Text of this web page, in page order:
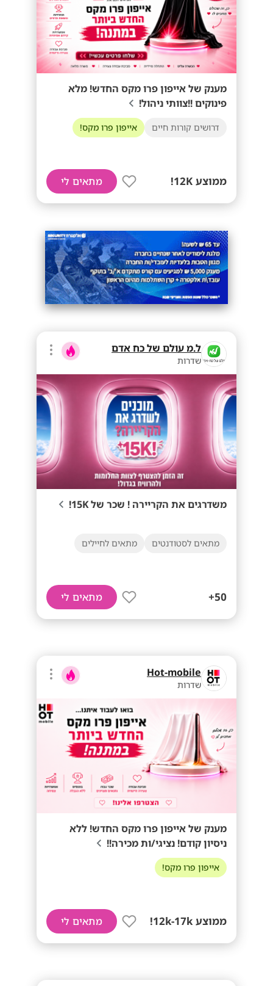
מענק של אייפון פרו מקס החדש! מלא
פינוקים !!צוותי ניהול!
דרושים קורות חיים אייפון פרו מקס!
ממוצע 12K! מתאים לי
ל.מ עולם של כח אדם
שדרות
משדרגים את הקריירה ! שכר של 15K!
מתאים לסטודנטים מתאים לחיילים
50+ מתאים לי
Hot-mobile
שדרות
מענק של אייפון פרו מקס החדש! ללא
ניסיון קודם! נציגי/ות מכירה!!
אייפון פרו מקס!
ממוצע 12k-17k! מתאים לי